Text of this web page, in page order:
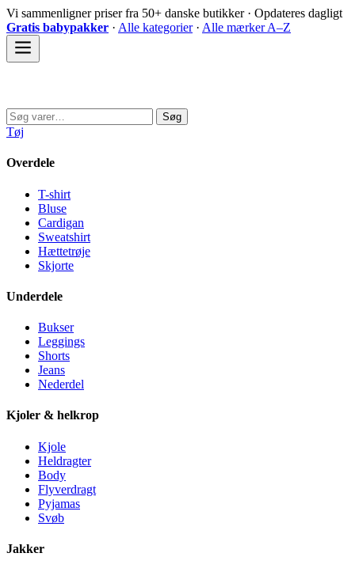
Spring
til
indhold
Vi sammenligner priser fra 50+ danske butikker · Opdateres dagligt
Gratis babypakker · Alle kategorier· Alle mærker A–Z
Søg
efter:
Søg
Tøj
Overdele
T-shirt
Bluse
Cardigan
Sweatshirt
Hættetrøje
Skjorte
Underdele
Bukser
Leggings
Shorts
Jeans
Nederdel
Kjoler & helkrop
Kjole
Heldragter
Body
Flyverdragt
Pyjamas
Svøb
Jakker